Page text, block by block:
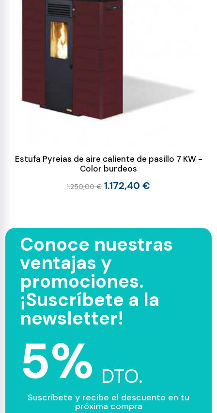
Estufa Pyreias de aire caliente de pasillo 7 KW -
Color burdeos
1.250,00 € 1.172,40 €
Conoce nuestras
ventajas y
promociones.
¡Suscríbete a la
newsletter!
5% DTO.
Suscríbete y recibe el descuento en tu
próxima compra